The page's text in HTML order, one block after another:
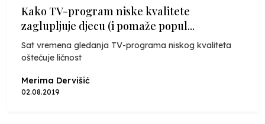
Kako TV-program niske kvalitete
zaglupljuje djecu (i pomaže popul...
Sat vremena gledanja TV-programa niskog kvaliteta
oštećuje ličnost
Merima Dervišić
02.08.2019